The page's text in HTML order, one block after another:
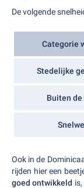
De volgende
Categorie
Stedelijke
Buiten de
Ook in de
rijden hier een
goed ontwikkeld